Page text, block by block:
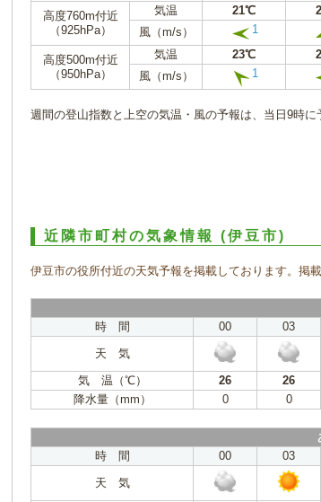
高度760m付近
（925hPa）
気温 21℃
風（m/s）
1
高度500m付近
（950hPa）
気温 23℃
風（m/s）
1
週間の登山指数と上空の気温・風の予報は、当日9時に
近隣市町村の気象情報 (伊豆市)
伊豆市の役所付近の天気予報を掲載しております。掲
時 間
00 03
天 気
気 温（℃）
26 26
降水量（mm）
0 0
時 間
00 03
天 気